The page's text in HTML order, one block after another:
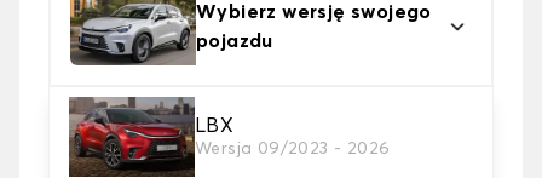
Wybierz wersję swojego
pojazdu
LBX
Wersja 09/2023 - 2026
2. Materiał
wybierz materiał dywanika samochodowego